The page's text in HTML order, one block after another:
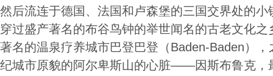
然后流连于德国、法国和卢森堡的三国交界处的
穿过盛产著名的布谷鸟钟的举世闻名的古老文化
著名的温泉疗养城市巴登巴登（Baden-Baden）
纪城市原貌的阿尔卑斯山的心脏——因斯布鲁克，